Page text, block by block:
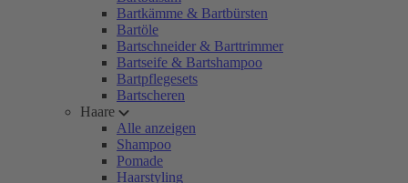
Bartkämme & Bartbürsten
Bartöle
Bartschneider & Barttrimmer
Bartseife & Bartshampoo
Bartpflegesets
Bartscheren
Haare
Alle anzeigen
Shampoo
Pomade
Haarstyling